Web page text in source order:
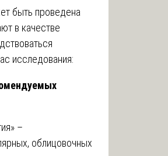
быть проведена
в качестве
исследования:
–
облицовочных